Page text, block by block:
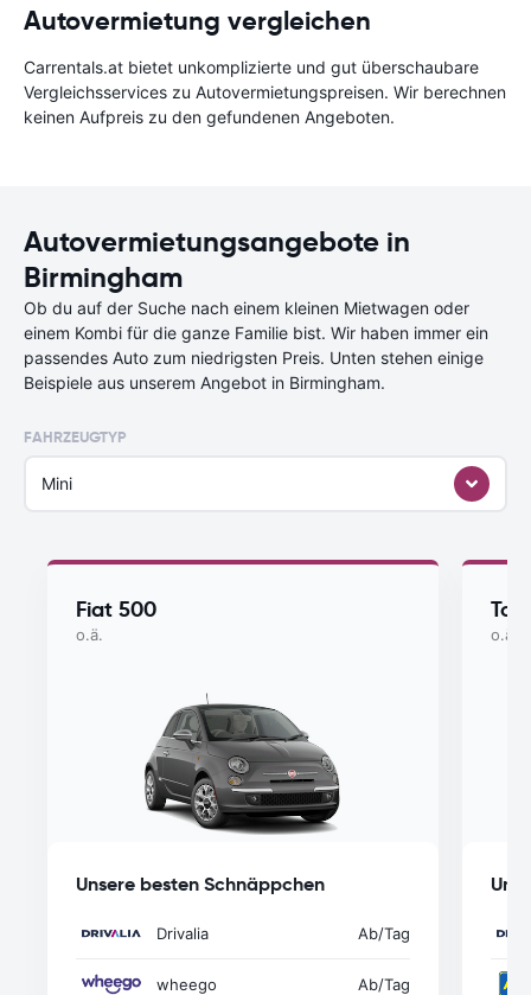
Autovermietung vergleichen
Carrentals.at bietet unkomplizierte und gut überschaubare
Vergleichsservices zu Autovermietungspreisen. Wir berechnen
keinen Aufpreis zu den gefundenen Angeboten.
Autovermietungsangebote in
Birmingham
Ob du auf der Suche nach einem kleinen Mietwagen oder
einem Kombi für die ganze Familie bist. Wir haben immer ein
passendes Auto zum niedrigsten Preis. Unten stehen einige
Beispiele aus unserem Angebot in Birmingham.
FAHRZEUGTYP
Mini
Fiat 500
o.ä.
Unsere besten Schnäppchen
Drivalia Ab/Tag
wheego Ab/Tag
o.ä.